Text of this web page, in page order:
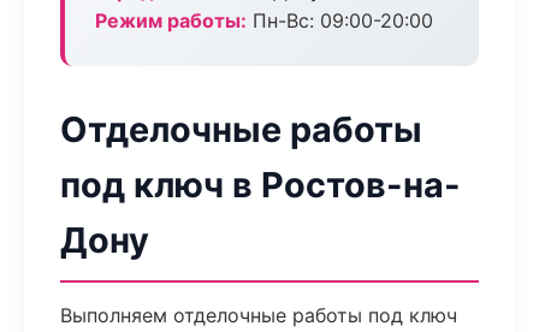
Режим работы: Пн-Вс: 09:00-20:00
Отделочные работы
под ключ в Ростов-на-
Дону
Выполняем отделочные работы под ключ